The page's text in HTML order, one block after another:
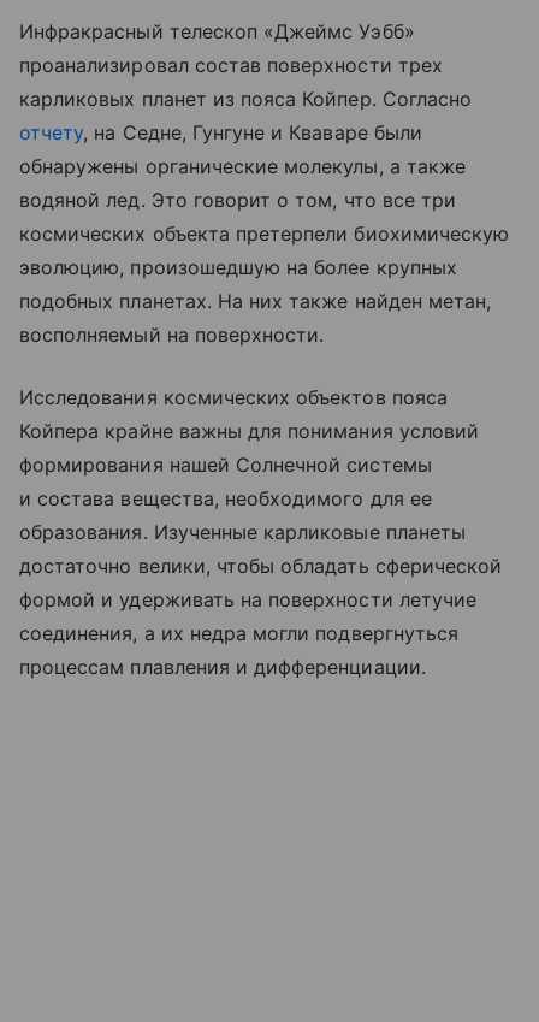
Инфракрасный телескоп «Джеймс Уэбб»
проанализировал состав поверхности трех
карликовых планет из пояса Койпер. Согласно
отчету, на Седне, Гунгуне и Кваваре были
обнаружены органические молекулы, а также
водяной лед. Это говорит о том, что все три
космических объекта претерпели биохимическую
эволюцию, произошедшую на более крупных
подобных планетах. На них также найден метан,
восполняемый на поверхности.
Исследования космических объектов пояса
Койпера крайне важны для понимания условий
формирования нашей Солнечной системы
и состава вещества, необходимого для ее
образования. Изученные карликовые планеты
достаточно велики, чтобы обладать сферической
формой и удерживать на поверхности летучие
соединения, а их недра могли подвергнуться
процессам плавления и дифференциации.